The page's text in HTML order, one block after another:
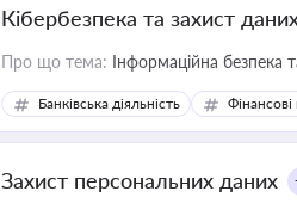
Кібербезпека та захист
Про що тема: Інформаційна безпека
Банківська діяльність
Захист персональних даних